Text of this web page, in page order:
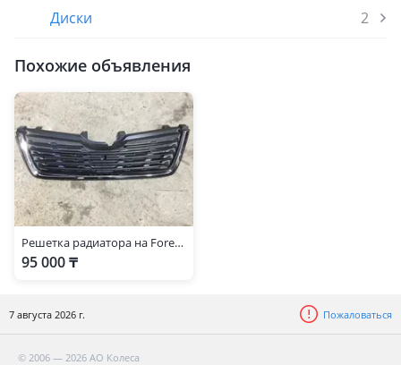
Диски
2
Похожие объявления
Решетка радиатора на Forester SK9, из Японии
95 000 ₸
7 августа 2026 г. Пожаловаться
© 2006 — 2026 АО Колеса